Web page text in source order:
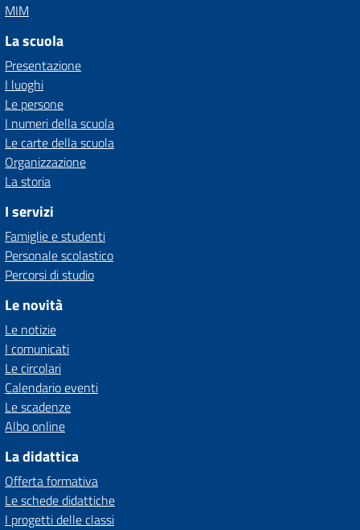
MIM
La scuola
Presentazione
I luoghi
Le persone
I numeri della scuola
Le carte della scuola
Organizzazione
La storia
I servizi
Famiglie e studenti
Personale scolastico
Percorsi di studio
Le novità
Le notizie
I comunicati
Le circolari
Calendario eventi
Le scadenze
Albo online
La didattica
Offerta formativa
Le schede didattiche
I progetti delle classi